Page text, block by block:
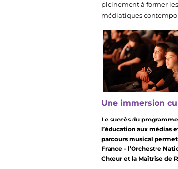
pleinement à former
médiatiques
Une immersion
Le succès du
l’éducation aux médias
parcours musical
France - l’Orchestre
Chœur et la Maîtrise de